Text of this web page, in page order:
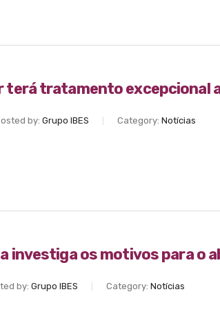
terá tratamento excepcional
by: Grupo IBES Category: Notícias
investiga os motivos para o
by: Grupo IBES Category: Notícias